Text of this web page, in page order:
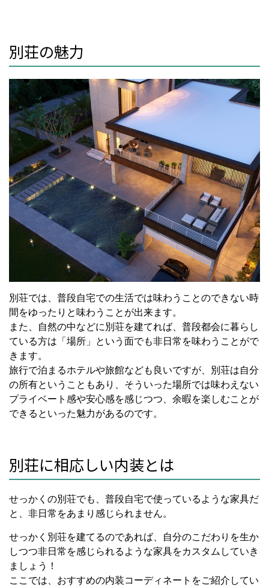
別荘の魅力
別荘では、普段自宅での生活では味わうことのできない時
間をゆったりと味わうことが出来ます。
また、自然の中などに別荘を建てれば、普段都会に暮らし
ている方は「場所」という面でも非日常を味わうことがで
きます。
旅行で泊まるホテルや旅館なども良いですが、別荘は自分
の所有ということもあり、そういった場所では味わえない
プライベート感や安心感を感じつつ、余暇を楽しむことが
できるといった魅力があるのです。
別荘に相応しい内装とは
せっかくの別荘でも、普段自宅で使っているような家具だ
と、非日常をあまり感じられません。
せっかく別荘を建てるのであれば、自分のこだわりを生か
しつつ非日常を感じられるような家具をカスタムしていき
ましょう！
ここでは、おすすめの内装コーディネートをご紹介してい